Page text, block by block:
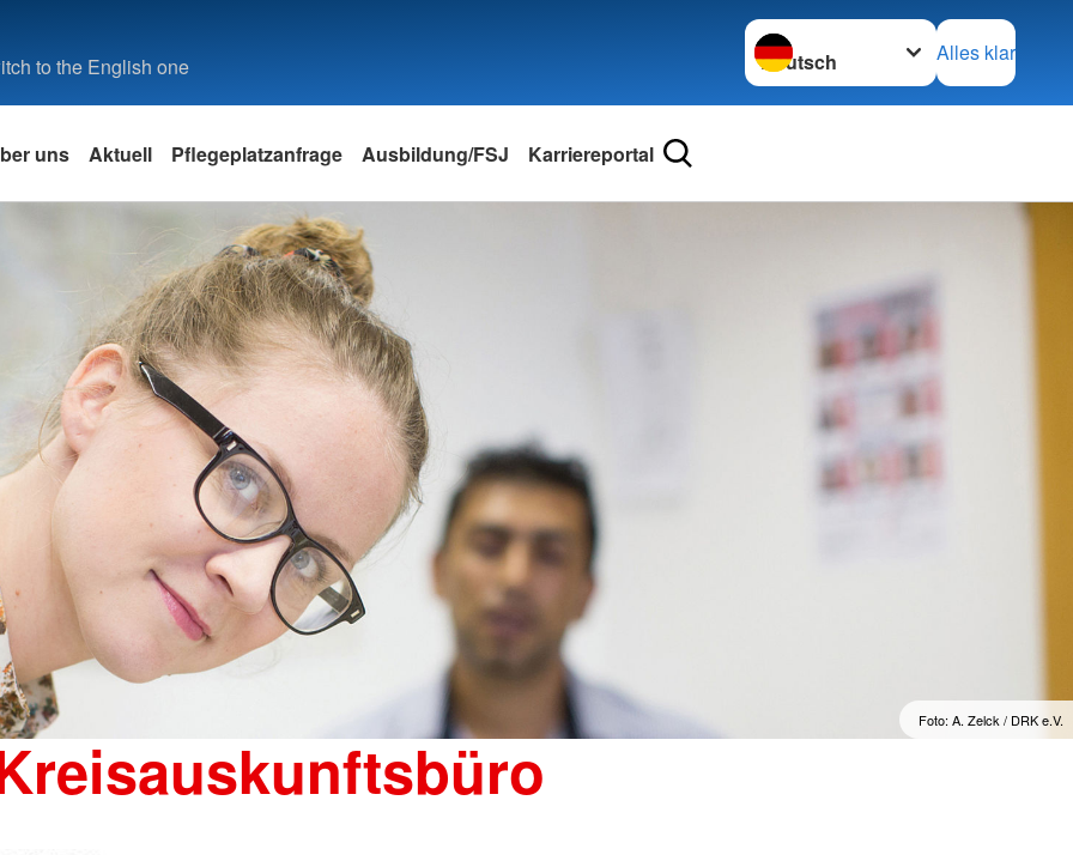
to the English one
Sprache wechseln zu
Alles klar
uns Aktuell Pflegeplatzanfrage Ausbildung/FSJ Karriereportal
Foto: A. Zelck / DRK e.V.